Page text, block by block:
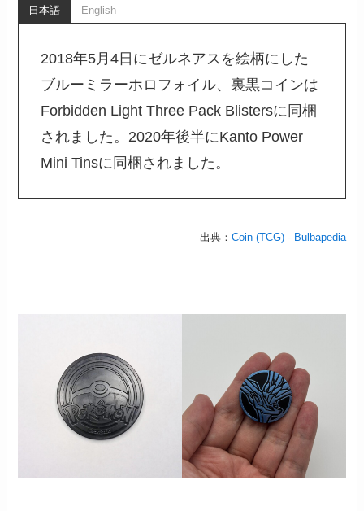
日本語 English
2018年5月4日にゼルネアスを絵柄にした
ブルーミラーホロフォイル、裏黒コインは
Forbidden Light Three Pack Blistersに同梱
されました。2020年後半にKanto Power
Mini Tinsに同梱されました。
出典： Coin (TCG) - Bulbapedia